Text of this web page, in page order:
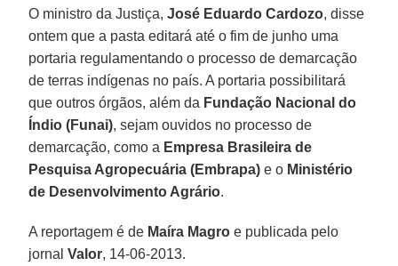
O ministro da Justiça,José Eduardo Cardozo, disse
ontem que a pasta editará até o fim de junho uma
portaria regulamentando o processo de demarcação
de terras indígenas no país. A portaria possibilitará
que outros órgãos, além da Fundação Nacional do
Índio (Funai), sejam ouvidos no processo de
demarcação, como a Empresa Brasileira de
Pesquisa Agropecuária (Embrapa) e o Ministério
de Desenvolvimento Agrário.
A reportagem é de Maíra Magro e publicada pelo
jornalValor, 14-06-2013.